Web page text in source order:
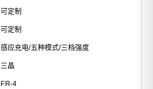
可定制
可定制
感应充电/五种模式/三档强度
三晶
FR-4